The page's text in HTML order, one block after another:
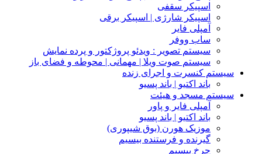
اسپیکر سقفی
اسپیکر شارژی | اسپیکر برقی
آمپلی فایر
ساب ووفر
سیستم تصویر : ویدئو پروژکتور و پرده نمایش
سیستم صوت ویلا | مهمانی | محوطه و فضای باز
سیستم کنسرت و اجرای زنده
باند اکتیو | باند پسیو
سیستم مسجد و هیئت
آمپلی فایر و پاور
باند اکتیو | باند پسیو
موزیک هورن (بوق شیپوری)
گیرنده و فرستنده بیسیم
چرخ بیسیم